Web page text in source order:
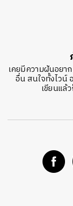
เคยมีความฝันอยา
อื่น สนใจทั้งไวน์
เขียนแล้